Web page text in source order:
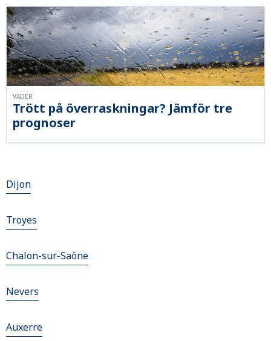
Trött på överraskningar? Jämför tre
prognoser
VÄDER
Dijon
Troyes
Chalon-sur-Saône
Nevers
Auxerre